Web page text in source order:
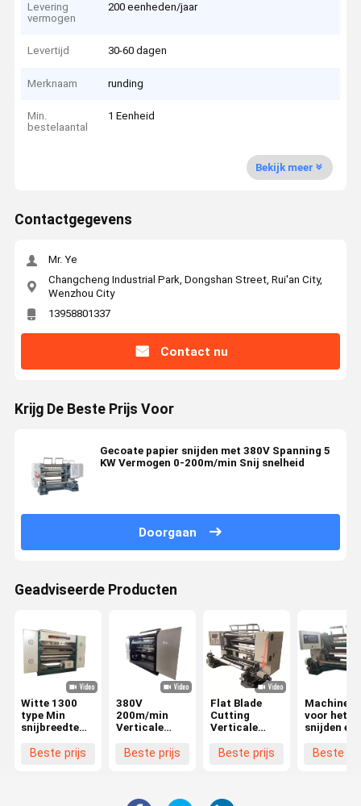
Levering
vermogen
200 eenheden/jaar
Levertijd 30-60 dagen
Merknaam runding
Min.
bestelaantal
1 Eenheid
Bekijk meer
Contactgegevens
Mr. Ye
Changcheng Industrial Park, Dongshan Street, Rui'an City,
Wenzhou City
13958801337
Contact nu
Krijg De Beste Prijs Voor
Gecoate papier snijden met 380V Spanning 5
KW Vermogen 0-200m/min Snij snelheid
Doorgaan
Geadviseerde Producten
Witte 1300
type Min
snijbreedte
Verticale
Beste prijs
380V
200m/min
Verticale
Composit
Beste prijs
Flat Blade
Cutting
Verticale
Machine 0-
Spanning
Beste prijs
Machines
voor het
snijden en
van losse
Beste